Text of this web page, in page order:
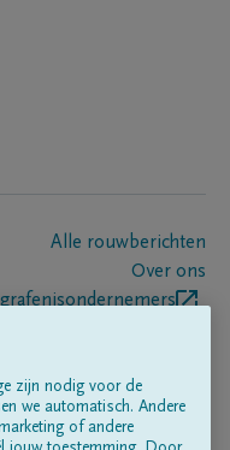
Alle rouwberichten
Over ons
zijn nodig voor de
we automatisch. Andere
of andere